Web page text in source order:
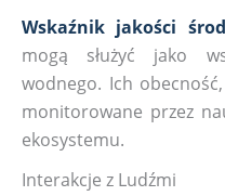
Wskaźnik jakości
mogą służyć jako
wodnego. Ich
monitorowane przez
ekosystemu.
Interakcje z Ludźmi